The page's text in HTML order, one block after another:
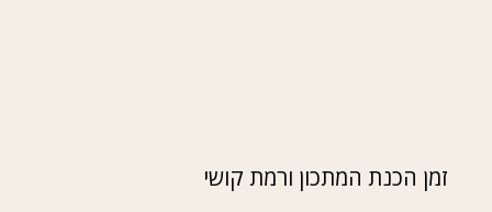
זמן הכנת המתכון ורמת קושי